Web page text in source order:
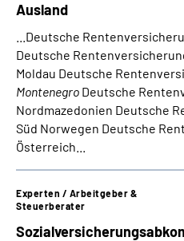
Ausland
...Deutsche
Deutsche
Moldau Deutsche
Montenegro Deutsche
Nordmazedonien Deutsche
Süd Norwegen Deutsche
Österreich...
Experten / Arbeitgeber &
Steuerberater